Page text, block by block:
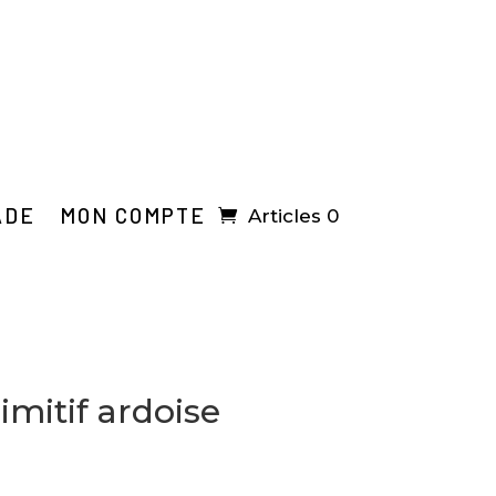
MON COMPTE Articles 0
ardoise